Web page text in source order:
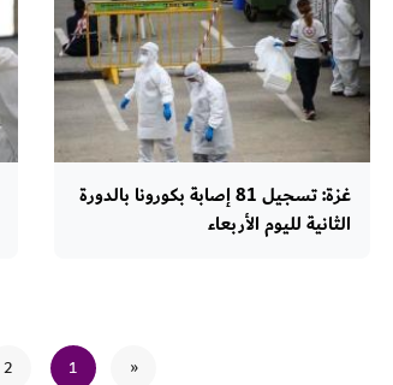
غزة: تسجيل 81 إصابة بكورونا بالدورة
الثانية لليوم الأربعاء
«
1
2